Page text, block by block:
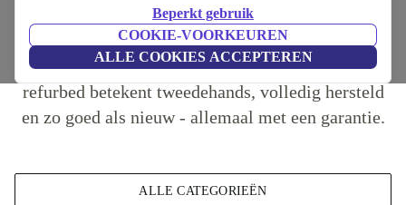
Beperkt gebruik
COOKIE-VOORKEUREN
ALLE COOKIES ACCEPTEREN
Wat betekent 'Refurbed'?
refurbed betekent tweedehands, volledig hersteld
en zo goed als nieuw - allemaal met een garantie.
ALLE CATEGORIEËN